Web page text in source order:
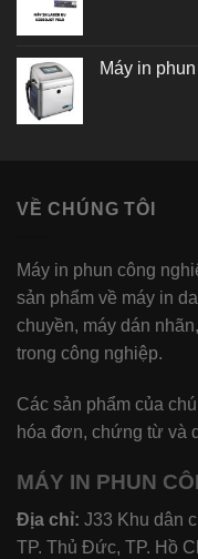
Máy in
VỀ CHÚNG TÔI
Máy in phun công
sản phẩm về máy in
chuyền, máy dán
trong công nghiệp.
Các sản phẩm của
hóa đơn, chứng từ và
MÁY IN PHUN
Địa chỉ: J33 Khu dân
TP. Thủ Đức, TP. Hồ